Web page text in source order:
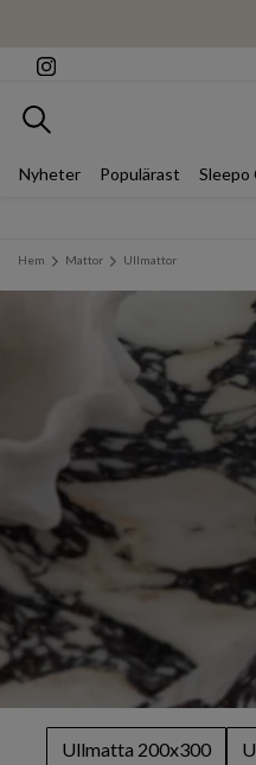
Sök
Nyheter Populärast Sleepo
Hem Mattor Ullmattor
Ullmatta 200x300